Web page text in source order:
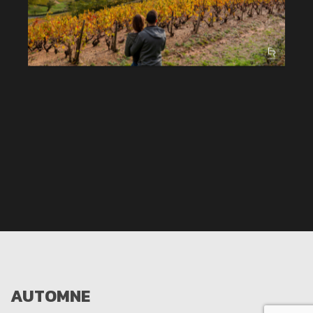
AUTOMNE